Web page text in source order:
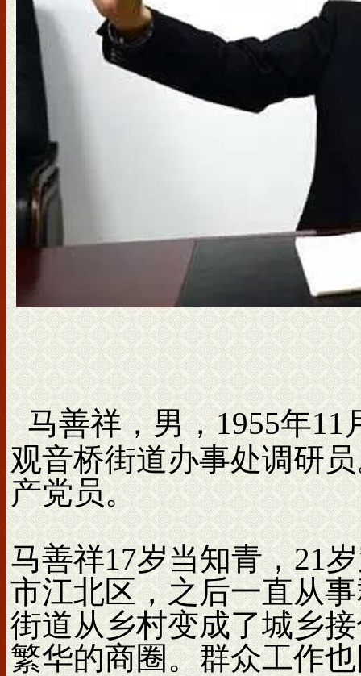
马善祥，男，1955年
观音桥街道办事处调研
产党员。
马善祥17岁当知青，21
市江北区，之后一直从
街道从乡村变成了城乡
繁华的商圈。群众工作